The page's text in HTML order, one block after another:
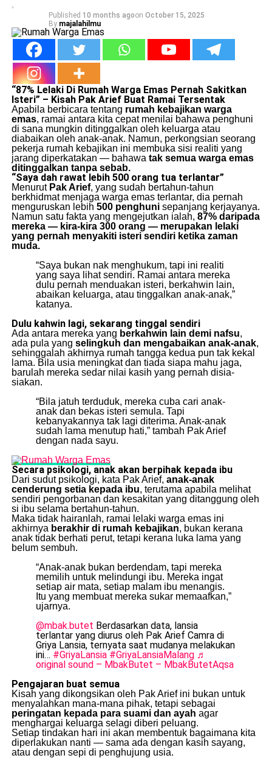
Published 10 months agoon October 15, 2025
By majalahilmu
“87% Lelaki Di Rumah Warga Emas Pernah Sakitkan
Isteri” – Kisah Pak Arief Buat Ramai Tersentak
Apabila berbicara tentang rumah kebajikan warga
emas, ramai antara kita cepat menilai bahawa penghuni
di sana mungkin ditinggalkan oleh keluarga atau
diabaikan oleh anak-anak. Namun, perkongsian seorang
pekerja rumah kebajikan ini membuka sisi realiti yang
jarang diperkatakan — bahawa tak semua warga emas
ditinggalkan tanpa sebab.
“Saya dah rawat lebih 500 orang tua terlantar”
Menurut Pak Arief, yang sudah bertahun-tahun
berkhidmat menjaga warga emas terlantar, dia pernah
menguruskan lebih 500 penghunisepanjang kerjayanya.
Namun satu fakta yang mengejutkan ialah, 87% daripada
mereka — kira-kira 300 orang — merupakan lelaki
yang pernah menyakiti isteri sendiri ketika zaman
muda.
“Saya bukan nak menghukum, tapi ini realiti
yang saya lihat sendiri. Ramai antara mereka
dulu pernah menduakan isteri, berkahwin lain,
abaikan keluarga, atau tinggalkan anak-anak,”
katanya.
Dulu kahwin lagi, sekarang tinggal sendiri
Ada antara mereka yang berkahwin lain demi nafsu,
ada pula yang selingkuh dan mengabaikan anak-anak,
sehinggalah akhirnya rumah tangga kedua pun tak kekal
lama. Bila usia meningkat dan tiada siapa mahu jaga,
barulah mereka sedar nilai kasih yang pernah disia-
siakan.
“Bila jatuh terduduk, mereka cuba cari anak-
anak dan bekas isteri semula. Tapi
kebanyakannya tak lagi diterima. Anak-anak
sudah lama menutup hati,” tambah Pak Arief
dengan nada sayu.
Secara psikologi, anak akan berpihak kepada ibu
Dari sudut psikologi, kata Pak Arief, anak-anak
cenderung setia kepada ibu, terutama apabila melihat
sendiri pengorbanan dan kesakitan yang ditanggung oleh
si ibu selama bertahun-tahun.
Maka tidak hairanlah, ramai lelaki warga emas ini
akhirnya berakhir di rumah kebajikan, bukan kerana
anak tidak berhati perut, tetapi kerana luka lama yang
belum sembuh.
“Anak-anak bukan berdendam, tapi mereka
memilih untuk melindungi ibu. Mereka ingat
setiap air mata, setiap malam ibu menangis.
Itu yang membuat mereka sukar memaafkan,”
ujarnya.
@mbak.butet Berdasarkan data, lansia
terlantar yang diurus oleh Pak Arief Camra di
Griya Lansia, ternyata saat mudanya melakukan
ini… #GriyaLansia #GriyaLansiaMalang ♬
original sound – MbakButet – MbakButetAqsa
Pengajaran buat semua
Kisah yang dikongsikan oleh Pak Arief ini bukan untuk
menyalahkan mana-mana pihak, tetapi sebagai
peringatan kepada para suami dan ayah agar
menghargai keluarga selagi diberi peluang.
Setiap tindakan hari ini akan membentuk bagaimana kita
diperlakukan nanti — sama ada dengan kasih sayang,
atau dengan sepi di penghujung usia.